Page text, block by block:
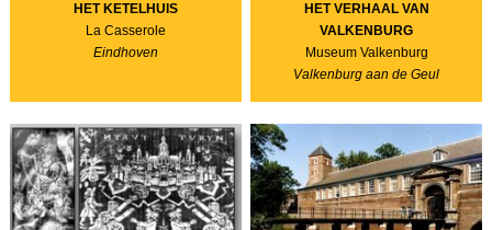
HET KETELHUIS
La Casserole
Eindhoven
HET VERHAAL VAN
VALKENBURG
Museum Valkenburg
Valkenburg aan de Geul